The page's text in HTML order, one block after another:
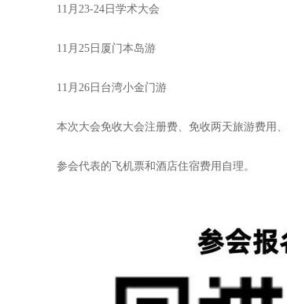
11月23-24日学术大会
11月25日厦门本岛游
11月26日台湾小金门游
本次大会免收大会注册费、免收两天旅游费用
参会代表的飞机票和酒店住宿费用自理。